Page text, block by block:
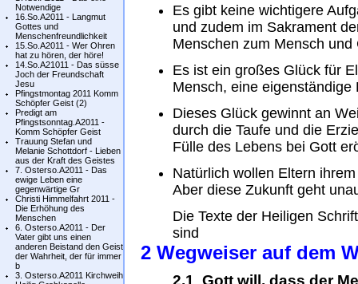
Notwendige
16.So.A2011 - Langmut
Gottes und
Menschenfreundlichkeit
15.So.A2011 - Wer Ohren
hat zu hören, der höre!
14.So.A21011 - Das süsse
Joch der Freundschaft
Jesu
Pfingstmontag 2011 Komm
Schöpfer Geist (2)
Predigt am
Pfingstsonntag.A2011 -
Komm Schöpfer Geist
Trauung Stefan und
Melanie Schottdorf - Lieben
aus der Kraft des Geistes
7. Osterso.A2011 - Das
ewige Leben eine
gegenwärtige Gr
Christi Himmelfahrt 2011 -
Die Erhöhung des
Menschen
6. Osterso.A2011 - Der
Vater gibt uns einen
anderen Beistand den Geist
der Wahrheit, der für immer
b
3. Osterso.A2011 Kirchweih
Es gibt keine wichtigere
und zudem im Sakrament
Menschen zum Mensch
Es ist ein großes Glück für
Mensch, eine eigenständige
Dieses Glück gewinnt an
durch die Taufe und die
Fülle des Lebens bei Gott
Natürlich wollen Eltern
Aber diese Zukunft geht
Die Texte der Heiligen
sind
2 Wegweiser auf dem
2.1 Gott will, dass der